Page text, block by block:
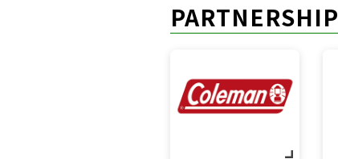
PARTNERSHIP